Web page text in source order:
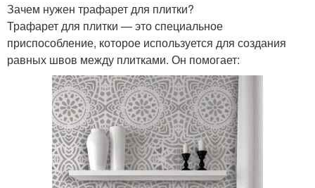
Зачем нужен трафарет для плитки?
Трафарет для плитки — это специальное
приспособление, которое используется для создания
равных швов между плитками. Он помогает: